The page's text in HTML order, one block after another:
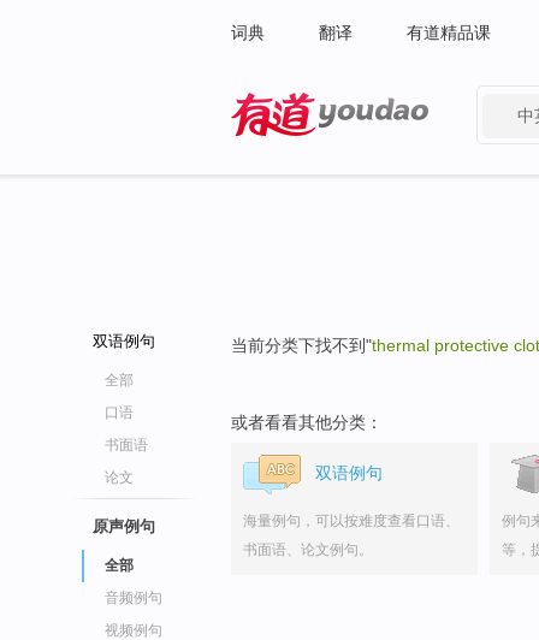
词典 翻译 有道精品课
中
双语例句
全部
口语
书面语
论文
原声例句
全部
音频例句
视频例句
当前分类下找不到"thermal protective
或者看看其他分类：
双语例句
海量例句，可以按难度查看口语、
书面语、论文例句。
例句
等，